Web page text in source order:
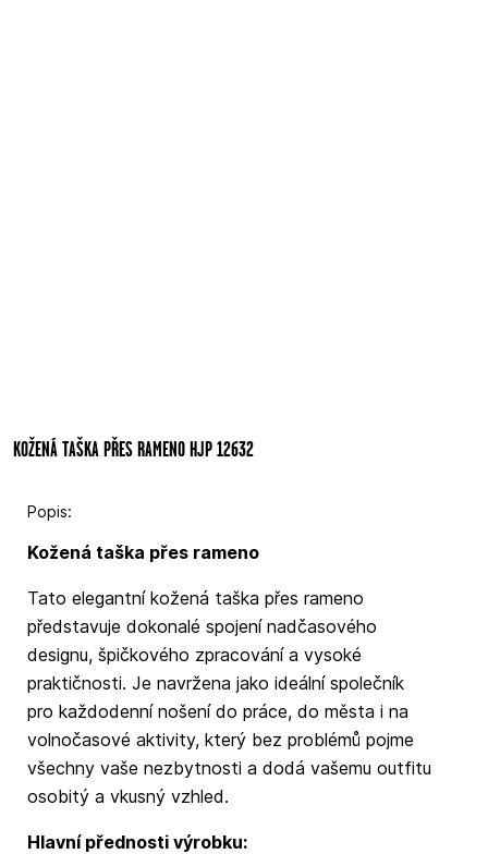
KOŽENÁ TAŠKA PŘES RAMENO HJP 12632
Popis:
Kožená taška přes rameno
Tato elegantní kožená taška přes rameno
představuje dokonalé spojení nadčasového
designu, špičkového zpracování a vysoké
praktičnosti. Je navržena jako ideální společník
pro každodenní nošení do práce, do města i na
volnočasové aktivity, který bez problémů pojme
všechny vaše nezbytnosti a dodá vašemu outfitu
osobitý a vkusný vzhled.
Hlavní přednosti výrobku: